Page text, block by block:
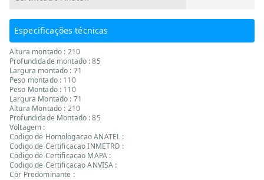
Especificações técnicas
Altura montado : 210
Profundidade montado : 85
Largura montado : 71
Peso montado : 110
Peso Montado : 110
Largura Montado : 71
Altura Montado : 210
Profundidade Montado : 85
Voltagem :
Codigo de Homologacao ANATEL :
Codigo de Certificacao INMETRO :
Codigo de Certificacao MAPA :
Codigo de Certificacao ANVISA :
Cor Predominante :